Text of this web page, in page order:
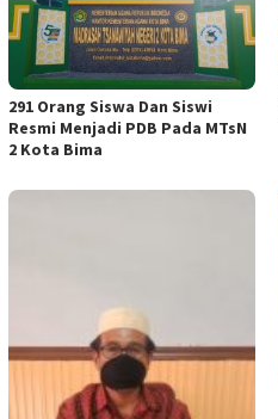
291 Orang Siswa Dan Siswi
Resmi Menjadi PDB Pada MTsN
2 Kota Bima